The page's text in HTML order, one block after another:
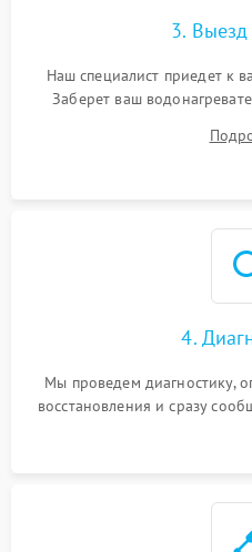
3. Выезд
Наш специалист приедет к
Заберет ваш
4.
Мы проведем диагностику,
восстановления и сразу